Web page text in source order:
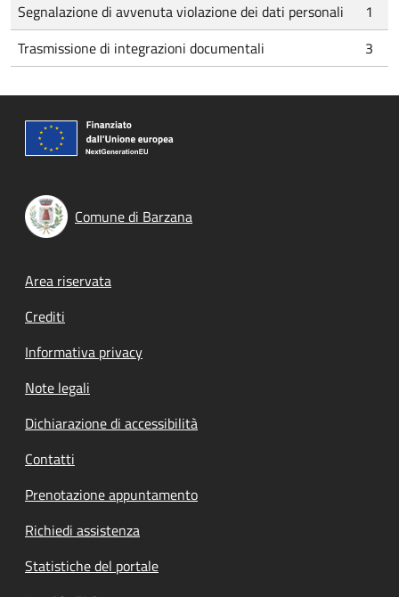
Segnalazione di avvenuta violazione dei dati personali
1
Trasmissione di integrazioni documentali
3
Comune di Barzana
Footer menu
Area riservata
Crediti
Informativa privacy
Note legali
Dichiarazione di accessibilità
Contatti
Prenotazione appuntamento
Richiedi assistenza
Statistiche del portale